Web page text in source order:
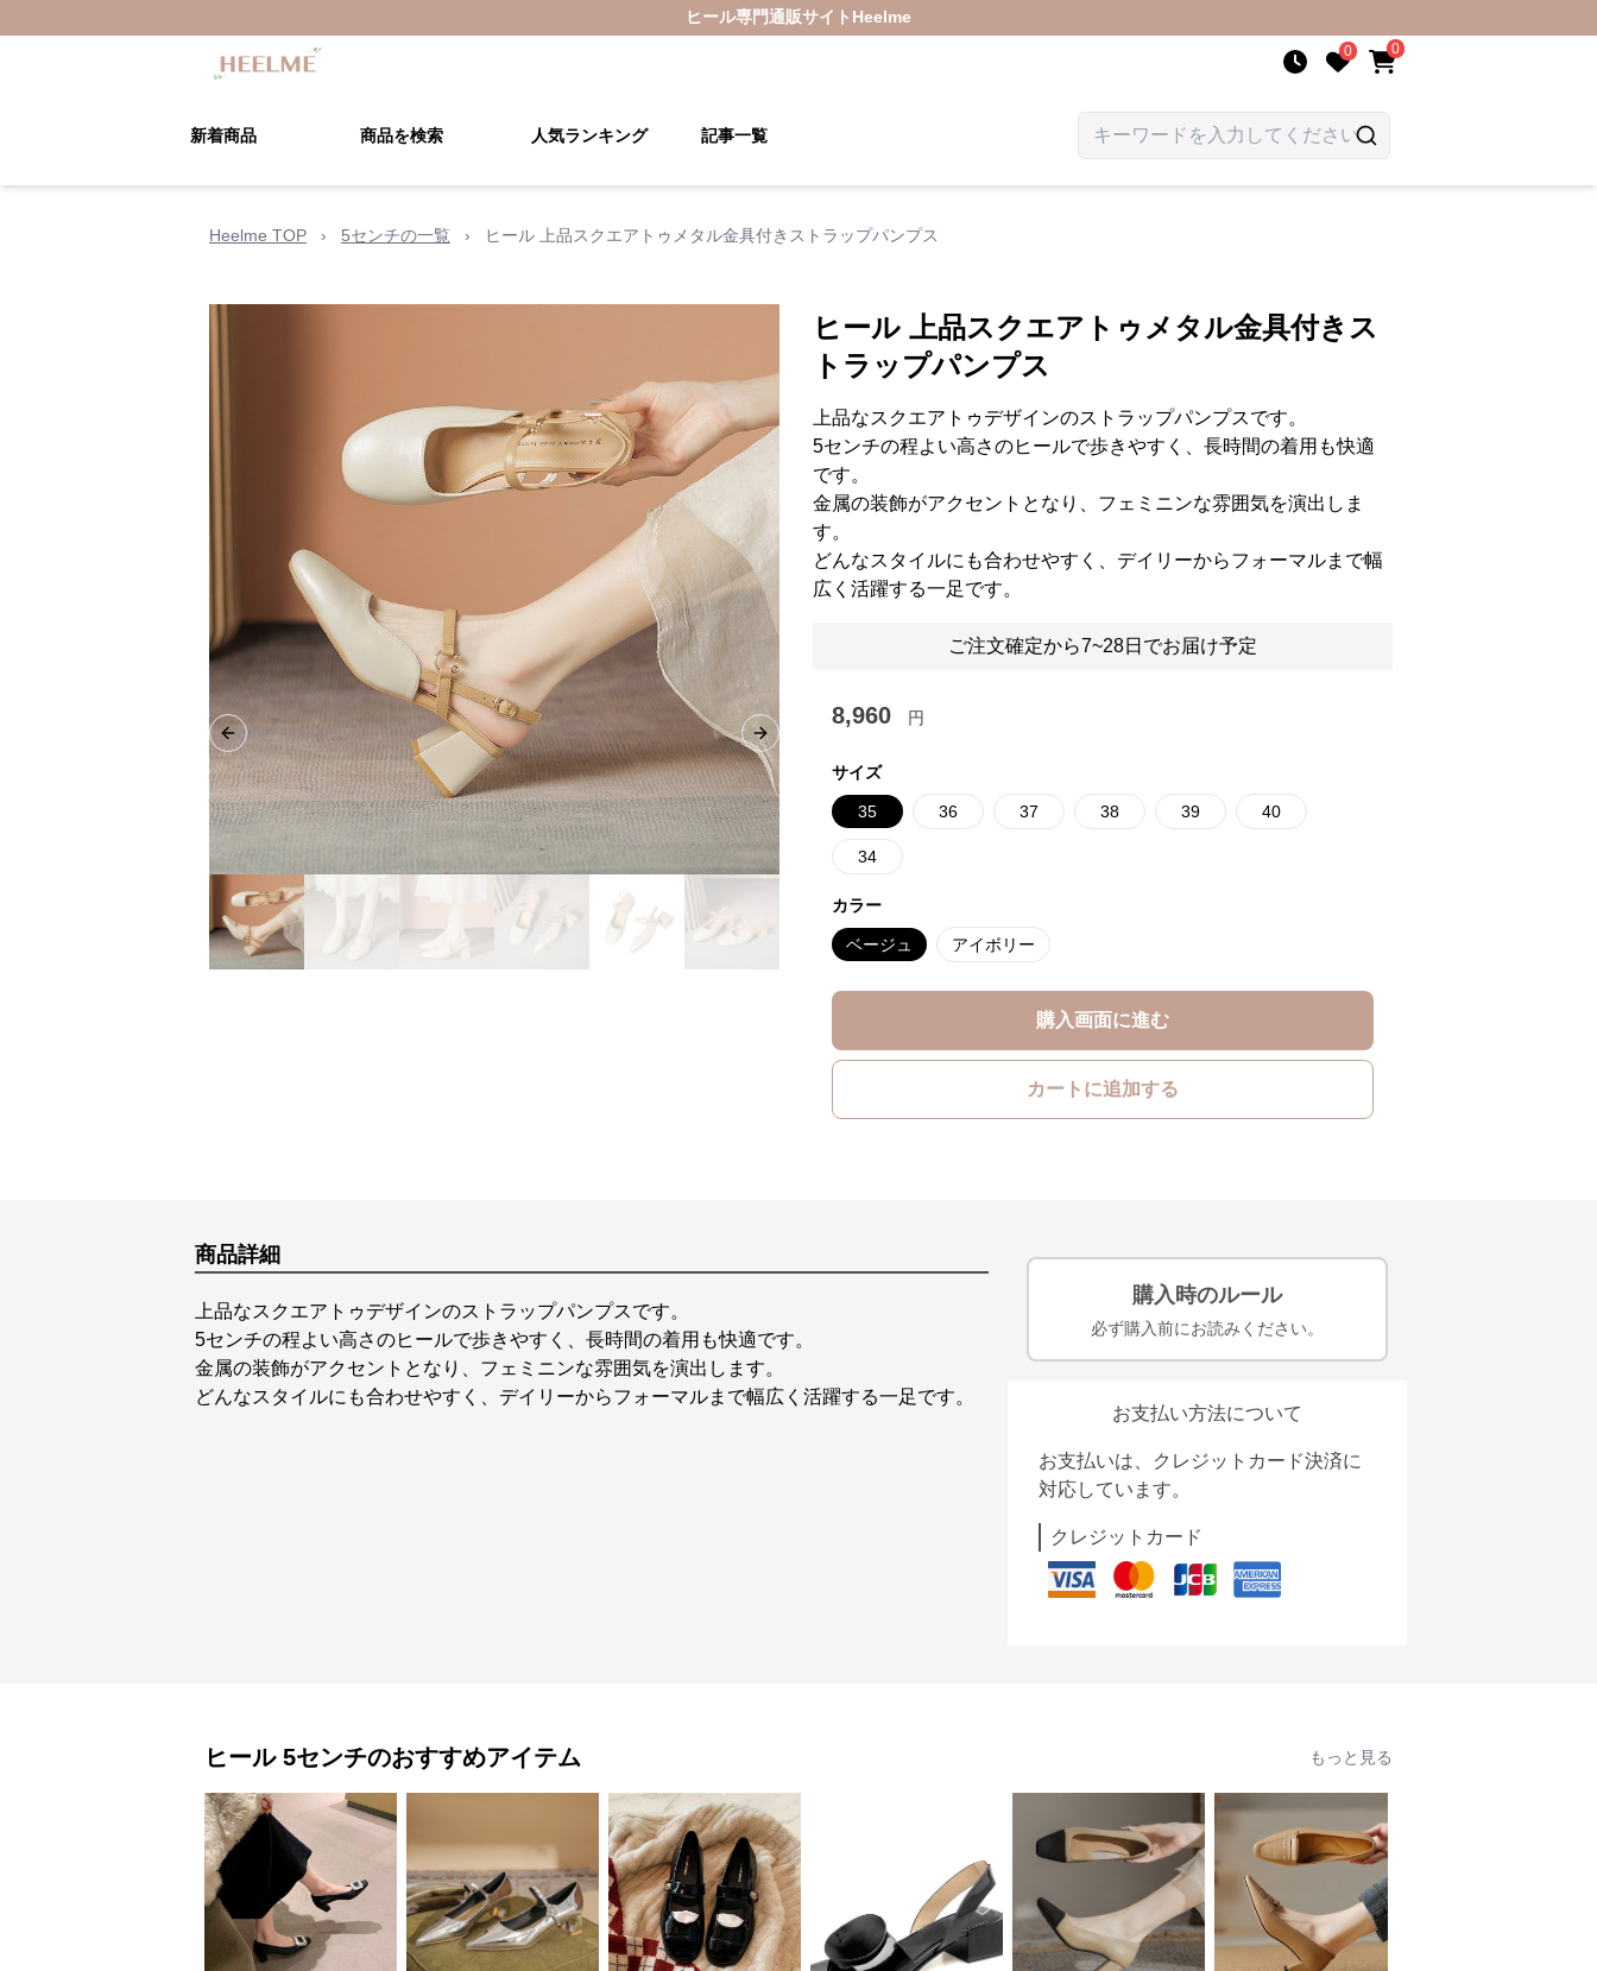
ヒール専門通販サイト Heelme
0 0
新着商品 商品を検索 人気ランキング 記事一覧
Heelme TOP › 5センチの一覧 › ヒール 上品スクエアトゥメタル金具付きストラップパンプス
Previous slide Next slide
ヒール 上品スクエアトゥメタル金具付きス
トラップパンプス
上品なスクエアトゥデザインのストラップパンプスです。
5センチの程よい高さのヒールで歩きやすく、長時間の着用も快適
です。
金属の装飾がアクセントとなり、フェミニンな雰囲気を演出しま
す。
どんなスタイルにも合わせやすく、デイリーからフォーマルまで幅
広く活躍する一足です。
ご注文確定から7~28日でお届け予定
8,960 円
サイズ
35 36 37 38 39 40
34
カラー
ベージュ アイボリー
購入画面に進む
カートに追加する
商品詳細
上品なスクエアトゥデザインのストラップパンプスです。
5センチの程よい高さのヒールで歩きやすく、長時間の着用も快適です。
金属の装飾がアクセントとなり、フェミニンな雰囲気を演出します。
どんなスタイルにも合わせやすく、デイリーからフォーマルまで幅広く活躍する一足です。
購入時のルール
必ず購入前にお読みください。
お支払い方法について
お支払いは、クレジットカード決済に
対応しています。
クレジットカード
ヒール 5センチのおすすめアイテム もっと見る